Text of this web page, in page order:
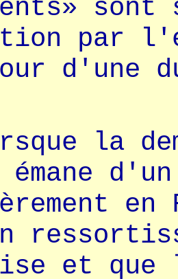
sont
par
d'une
la
émane
en
et que